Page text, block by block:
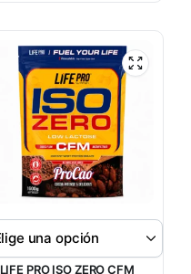
LIFE PRO ISO ZERO CFM